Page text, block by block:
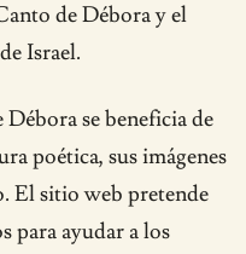
de Débora y el
Israel.
se beneficia de
poética, sus imágenes
El sitio web pretende
para ayudar a los